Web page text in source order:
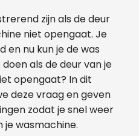
zijn als de deur
niet opengaat. Je
en nu kun je de was
als de deur van je
opengaat? In dit
deze vraag en geven
zodat je snel weer
je wasmachine.